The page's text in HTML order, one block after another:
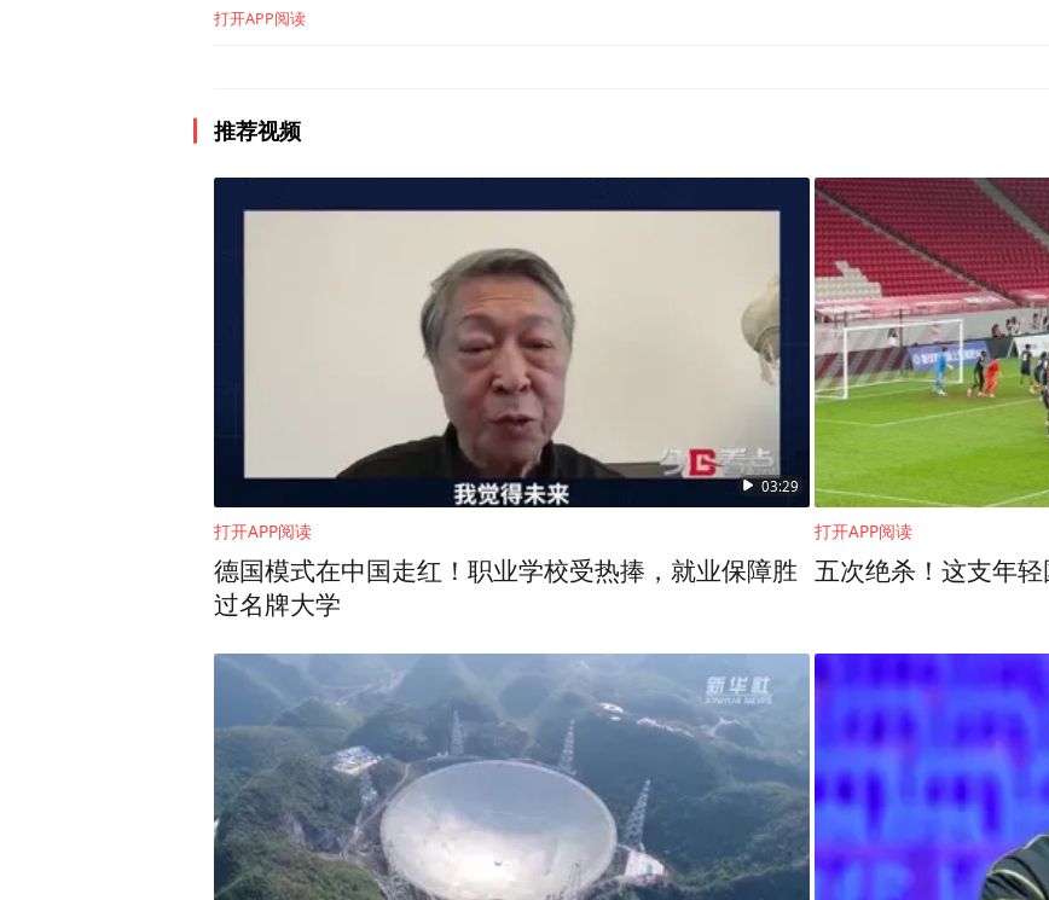
王华星在致辞中对会议的召开表示了祝贺。她指出，河南省委、省政府
余个国家和地区开展了教育合作与交流，为“一带一路”共建国家培养了大
国际影响力日益增强。她表示，在共建“一带一路”倡议奔向下一个金色十
了特色职教品牌“大河工坊”，期待以“中文+职业技能”为主要内容，分享
源，搭建民心相通、文明互鉴的桥梁，共商、共建、共享职业教育发展最
打开APP阅读
推荐视频
03:29
打开APP阅读
德国模式在中国走红！职业学校受热捧，就业保障胜
过名牌大学
打开APP阅读
五次绝杀！这支年